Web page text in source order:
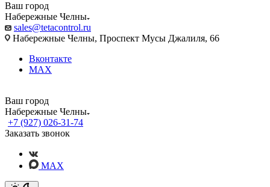
Ваш город
Набережные Челны
sales@tetacontrol.ru
Набережные Челны, Проспект Мусы Джалиля, 66
Вконтакте
MAX
Ваш город
Набережные Челны
+7 (927) 026-31-74
Заказать звонок
MAX